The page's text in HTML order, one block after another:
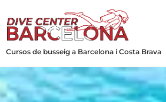
Cursos de busseig a Barcelona i Costa Brava